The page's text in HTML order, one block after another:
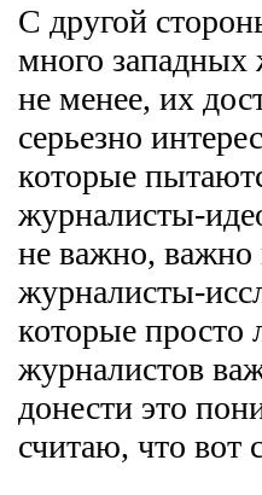
С другой
много западных
не менее, их
серьезно
которые
журналисты-
не важно,
журналисты-
которые просто
журналистов
донести это
считаю, что вот